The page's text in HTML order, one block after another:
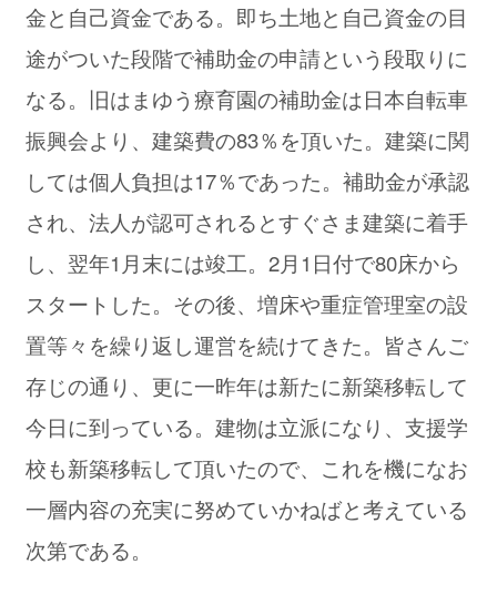
金と自己資金である。即ち土地と自己資金の目
途がついた段階で補助金の申請という段取りに
なる。旧はまゆう療育園の補助金は日本自転車
振興会より、建築費の83％を頂いた。建築に関
しては個人負担は17％であった。補助金が承認
され、法人が認可されるとすぐさま建築に着手
し、翌年1月末には竣工。2月1日付で80床から
スタートした。その後、増床や重症管理室の設
置等々を繰り返し運営を続けてきた。皆さんご
存じの通り、更に一昨年は新たに新築移転して
今日に到っている。建物は立派になり、支援学
校も新築移転して頂いたので、これを機になお
一層内容の充実に努めていかねばと考えている
次第である。